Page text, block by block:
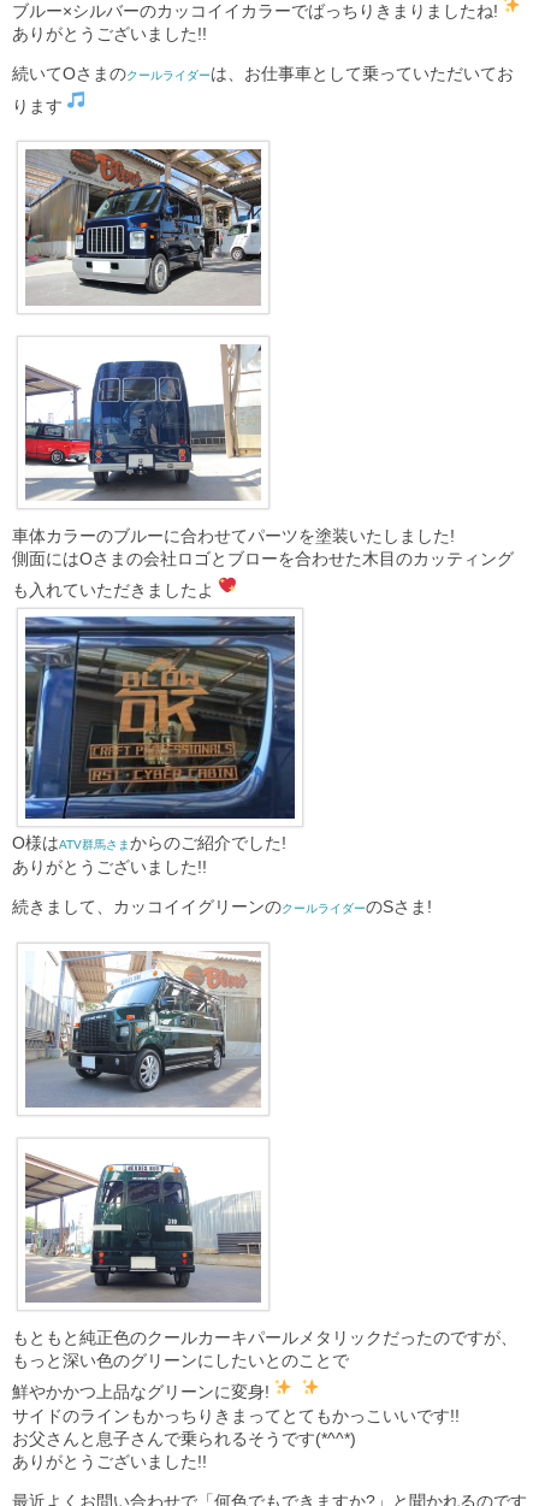
ブルー×シルバーのカッコイイカラーでばっちりきまりましたね!
ありがとうございました!!
続いてOさまのクールライダーは、お仕事車として乗っていただいてお
ります
車体カラーのブルーに合わせてパーツを塗装いたしました!
側面にはOさまの会社ロゴとブローを合わせた木目のカッティング
も入れていただきましたよ
O様はATV群馬さまからのご紹介でした!
ありがとうございました!!
続きまして、カッコイイグリーンのクールライダーのSさま!
もともと純正色のクールカーキパールメタリックだったのですが、
もっと深い色のグリーンにしたいとのことで
鮮やかかつ上品なグリーンに変身!
サイドのラインもかっちりきまってとてもかっこいいです!!
お父さんと息子さんで乗られるそうです(*^^*)
ありがとうございました!!
最近よくお問い合わせで「何色でもできますか?」と聞かれるのです